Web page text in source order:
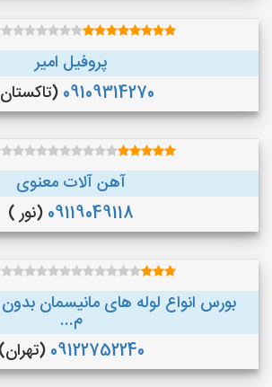
پروفیل امیر
09109314270
آهن آلات معنوی
09119049118 (نور )
بورس انواع لوله های مانیسمان
م...
09122752240 (تهران)